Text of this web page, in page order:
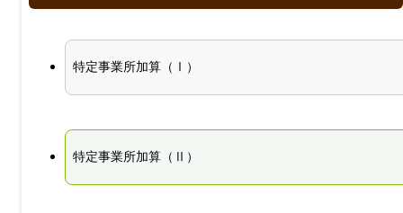
特定事業所加算（Ⅰ）
特定事業所加算（Ⅱ）